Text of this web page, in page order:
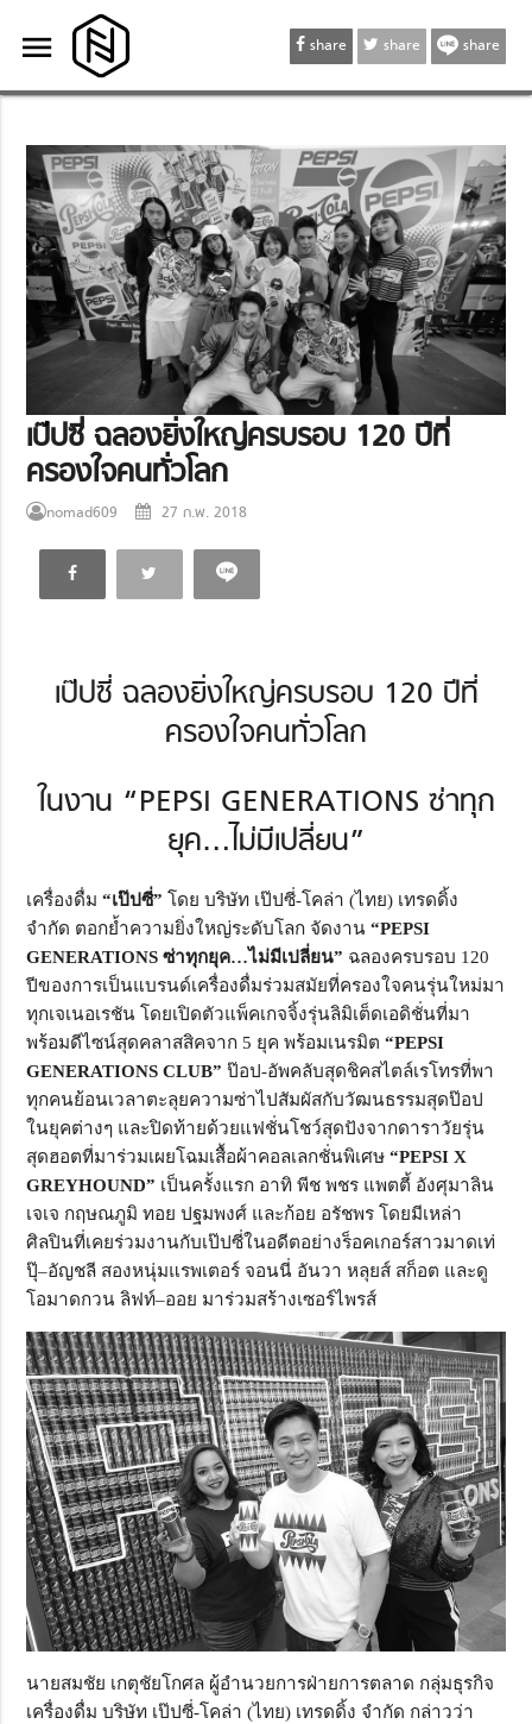
menu
menu share share share
เป๊ปซี่ ฉลองยิ่งใหญ่ครบรอบ 120 ปีที่
ครองใจคนทั่วโลก
nomad609 27 ก.พ. 2018
เป๊ปซี่ ฉลองยิ่งใหญ่ครบรอบ 120 ปีที่
ครองใจคนทั่วโลก
ในงาน “PEPSI GENERATIONS ซ่าทุก
ยุค…ไม่มีเปลี่ยน”
เครื่องดื่ม“เป๊ปซี่” โดย บริษัท เป๊ปซี่-โคล่า (ไทย) เทรดดิ้ง
จำกัด ตอกย้ำความยิ่งใหญ่ระดับโลก จัดงาน“PEPSI
GENERATIONS ซ่าทุกยุค…ไม่มีเปลี่ยน” ฉลองครบรอบ 120
ปีของการเป็นแบรนด์เครื่องดื่มร่วมสมัยที่ครองใจคนรุ่นใหม่มา
ทุกเจเนอเรชัน โดยเปิดตัวแพ็คเกจจิ้งรุ่นลิมิเต็ดเอดิชั่นที่มา
พร้อมดีไซน์สุดคลาสสิคจาก 5 ยุค พร้อมเนรมิต“PEPSI
GENERATIONS CLUB” ป๊อป-อัพคลับสุดชิคสไตล์เรโทรที่พา
ทุกคนย้อนเวลาตะลุยความซ่าไปสัมผัสกับวัฒนธรรมสุดป๊อป
ในยุคต่างๆ และปิดท้ายด้วยแฟชั่นโชว์สุดปังจากดาราวัยรุ่น
สุดฮอตที่มาร่วมเผยโฉมเสื้อผ้าคอลเลกชั่นพิเศษ“PEPSI X
GREYHOUND” เป็นครั้งแรก อาทิ พีช พชร แพตตี้ อังศุมาลิน
เจเจ กฤษณภูมิ ทอย ปฐมพงศ์ และก้อย อรัชพร โดยมีเหล่า
ศิลปินที่เคยร่วมงานกับเป๊ปซี่ในอดีตอย่างร็อคเกอร์สาวมาดเท่
ปุ๊–อัญชลี สองหนุ่มแรพเตอร์ จอนนี่ อันวา หลุยส์ สก็อต และดู
โอมาดกวน ลิฟท์–ออย มาร่วมสร้างเซอร์ไพรส์
นายสมชัย เกตุชัยโกศล ผู้อำนวยการฝ่ายการตลาด กลุ่มธุรกิจ
เครื่องดื่ม บริษัท เป๊ปซี่-โคล่า (ไทย) เทรดดิ้ง จำกัด กล่าวว่า